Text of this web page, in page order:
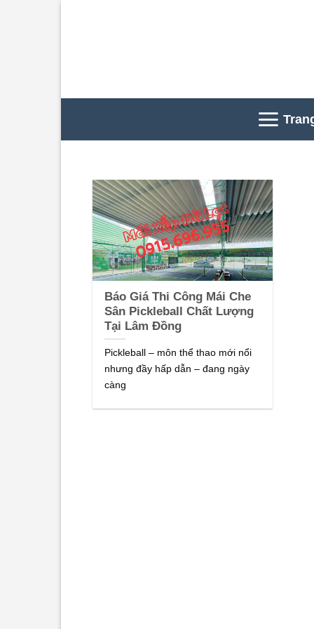
Báo Giá Thi Công Mái Che
Sân Pickleball Chất Lượng
Tại Lâm Đồng
Pickleball – môn thể thao mới nổi
nhưng đầy hấp dẫn – đang ngày
càng